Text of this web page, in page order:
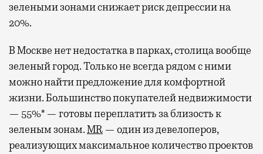
зелеными зонами снижает риск депрессии на
20%.
В Москве нет недостатка в парках, столица вообще
зеленый город. Только не всегда рядом с ними
можно найти предложение для комфортной
жизни. Большинство покупателей недвижимости
— 55%* — готовы переплатить за близость к
зеленым зонам.MR — один из девелоперов,
реализующих максимальное количество проектов